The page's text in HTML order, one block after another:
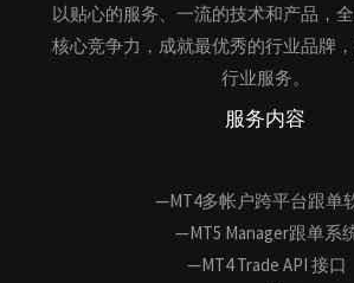
以贴心的服务、一流的技术和产品，
核心竞争力，成就最优秀的行业品牌
行业服务。
服务内容
—MT4多帐户跨平台跟单
—MT5 Manager跟单系
—MT4 Trade API 接口